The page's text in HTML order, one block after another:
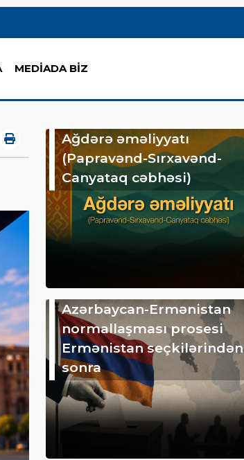
MEDİADA BİZ
Ağdərə əməliyyatı
(Papravənd-Sırxavənd-
Canyataq cəbhəsi)
Azərbaycan-Ermənistan
normallaşması prosesi
Ermənistan seçkilərindən
sonra